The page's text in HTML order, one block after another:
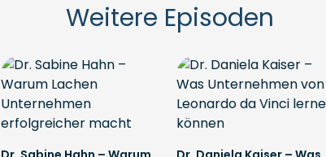
Weitere Episoden